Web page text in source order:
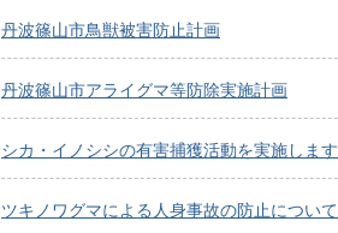
丹波篠山市鳥獣被害防止計画
丹波篠山市アライグマ等防除実施計画
シカ・イノシシの有害捕獲活動を実施します
ツキノワグマによる人身事故の防止について